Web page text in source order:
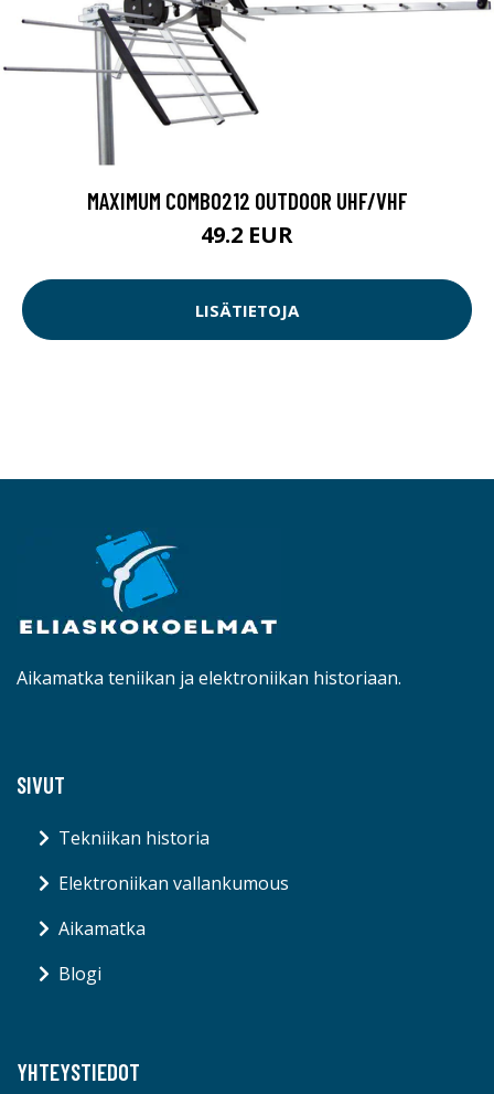
MAXIMUM COMBO212 OUTDOOR UHF/VHF
49.2 EUR
LISÄTIETOJA
Aikamatka teniikan ja elektroniikan historiaan.
SIVUT
Tekniikan historia
Elektroniikan vallankumous
Aikamatka
Blogi
YHTEYSTIEDOT